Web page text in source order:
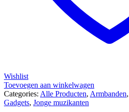
Wishlist
Toevoegen aan winkelwagen
Categories: Alle Producten, Armbanden,
Gadgets, Jonge muzikanten